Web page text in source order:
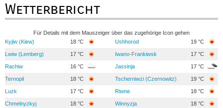
Wetterbericht
Für Details mit dem Mauszeiger über das zugehörige Icon gehen
Kyjiw (Kiew)
18 °C Ushhorod 19 °C
Lwiw (Lemberg) 17 °C Iwano-Frankiwsk 17 °C
Rachiw 16 °C Jassinja 17 °C
Ternopil 18 °C Tscherniwzi (Czernowitz) 19 °C
Luzk 17 °C Riwne 18 °C
Chmelnyzkyj 18 °C Winnyzja 18 °C